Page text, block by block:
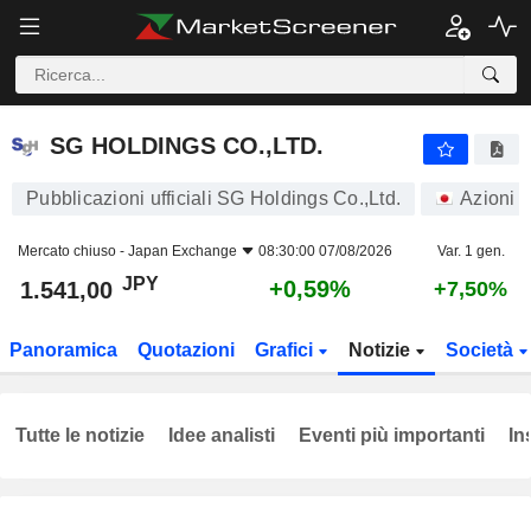
SG HOLDINGS CO.,LTD.
SG HOLDINGS CO.,LTD.
Pubblicazioni ufficiali SG Holdings Co.,Ltd. Azioni
Mercato chiuso - Japan Exchange 08:30:00 07/08/2026 Var. 1 gen.
1.541,00 JPY +0,59% +7,50%
Panoramica Quotazioni Grafici Notizie Società
Tutte le notizie Idee analisti Eventi più importanti